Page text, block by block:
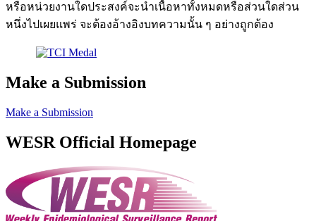
หรือหน่วยงานใดประสงค์จะนำเนื้อหาทั้งหมดหรือส่วนใดส่วน
หนึ่งไปเผยแพร่ จะต้องอ้างอิงบทความนั้น ๆ อย่างถูกต้อง
Make a Submission
Make a Submission
WESR Official Homepage